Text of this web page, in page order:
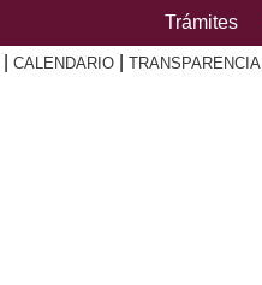
Trámites
CALENDARIO TRANSPARENCIA